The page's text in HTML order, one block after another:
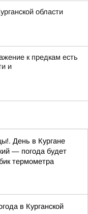
области
к предкам есть
и
День в Кургане
— погода будет
термометра
в Курганской